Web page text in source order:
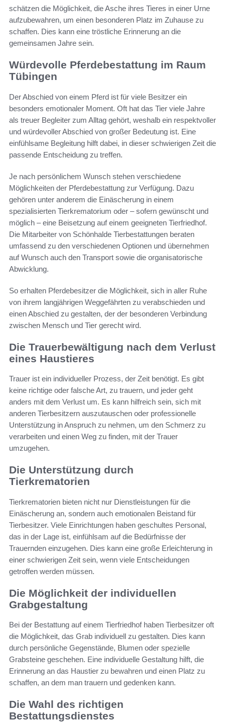
schätzen die Möglichkeit, die Asche ihres Tieres in einer Urne
aufzubewahren, um einen besonderen Platz im Zuhause zu
schaffen. Dies kann eine tröstliche Erinnerung an die
gemeinsamen Jahre sein.
Würdevolle Pferdebestattung im Raum
Tübingen
Der Abschied von einem Pferd ist für viele Besitzer ein
besonders emotionaler Moment. Oft hat das Tier viele Jahre
als treuer Begleiter zum Alltag gehört, weshalb ein respektvoller
und würdevoller Abschied von großer Bedeutung ist. Eine
einfühlsame Begleitung hilft dabei, in dieser schwierigen Zeit die
passende Entscheidung zu treffen.
Je nach persönlichem Wunsch stehen verschiedene
Möglichkeiten der Pferdebestattung zur Verfügung. Dazu
gehören unter anderem die Einäscherung in einem
spezialisierten Tierkrematorium oder – sofern gewünscht und
möglich – eine Beisetzung auf einem geeigneten Tierfriedhof.
Die Mitarbeiter von Schönhalde Tierbestattungen beraten
umfassend zu den verschiedenen Optionen und übernehmen
auf Wunsch auch den Transport sowie die organisatorische
Abwicklung.
So erhalten Pferdebesitzer die Möglichkeit, sich in aller Ruhe
von ihrem langjährigen Weggefährten zu verabschieden und
einen Abschied zu gestalten, der der besonderen Verbindung
zwischen Mensch und Tier gerecht wird.
Die Trauerbewältigung nach dem Verlust
eines Haustieres
Trauer ist ein individueller Prozess, der Zeit benötigt. Es gibt
keine richtige oder falsche Art, zu trauern, und jeder geht
anders mit dem Verlust um. Es kann hilfreich sein, sich mit
anderen Tierbesitzern auszutauschen oder professionelle
Unterstützung in Anspruch zu nehmen, um den Schmerz zu
verarbeiten und einen Weg zu finden, mit der Trauer
umzugehen.
Die Unterstützung durch
Tierkrematorien
Tierkrematorien bieten nicht nur Dienstleistungen für die
Einäscherung an, sondern auch emotionalen Beistand für
Tierbesitzer. Viele Einrichtungen haben geschultes Personal,
das in der Lage ist, einfühlsam auf die Bedürfnisse der
Trauernden einzugehen. Dies kann eine große Erleichterung in
einer schwierigen Zeit sein, wenn viele Entscheidungen
getroffen werden müssen.
Die Möglichkeit der individuellen
Grabgestaltung
Bei der Bestattung auf einem Tierfriedhof haben Tierbesitzer oft
die Möglichkeit, das Grab individuell zu gestalten. Dies kann
durch persönliche Gegenstände, Blumen oder spezielle
Grabsteine geschehen. Eine individuelle Gestaltung hilft, die
Erinnerung an das Haustier zu bewahren und einen Platz zu
schaffen, an dem man trauern und gedenken kann.
Die Wahl des richtigen
Bestattungsdienstes